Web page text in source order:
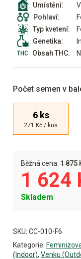
Umístění:
Pohlaví:
Typ kvetení:
Genetika:
Obsah THC:
Počet semen v
6 ks
271 Kč / kus
Běžná cena: 1 875
1 624
Skladem
SKU: CC-010-F6
Kategorie:
(Indoor), Venku